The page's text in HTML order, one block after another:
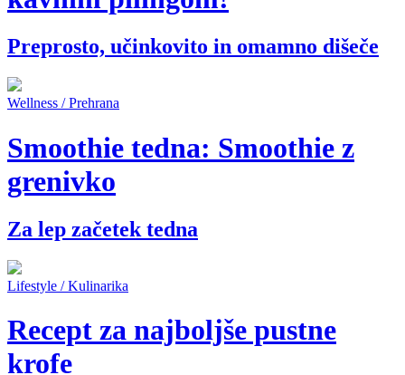
Preprosto, učinkovito in omamno dišeče
Wellness / Prehrana
Smoothie tedna: Smoothie z
grenivko
Za lep začetek tedna
Lifestyle / Kulinarika
Recept za najboljše pustne
krofe